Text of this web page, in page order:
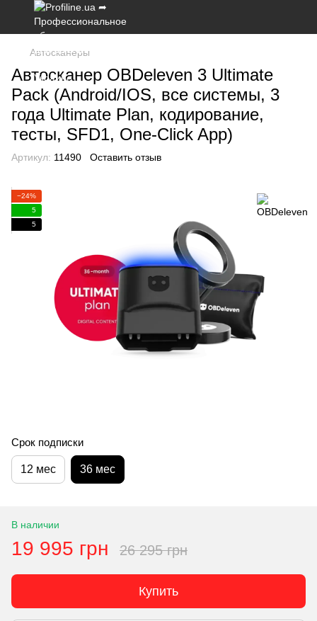
Автосканеры
Автосканер OBDeleven 3 Ultimate
Pack (Android/IOS, все системы, 3
года Ultimate Plan, кодирование,
тесты, SFD1, One-Click App)
Артикул: 11490 Оставить отзыв
−24%
5
5
Срок подписки
12 мес 36 мес
В наличии
19 995 грн 26 295 грн
Купить